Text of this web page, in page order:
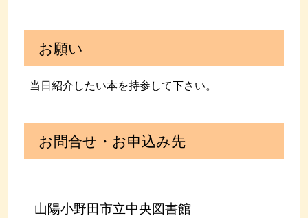
お願い
当日紹介したい本を持参して下さい。
お問合せ・お申込み先
山陽小野田市立中央図書館